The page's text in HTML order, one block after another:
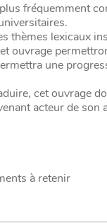
fréquemment
thèmes lexicaux
ouvrage
une
cet ouvrage
acteur de son
à retenir